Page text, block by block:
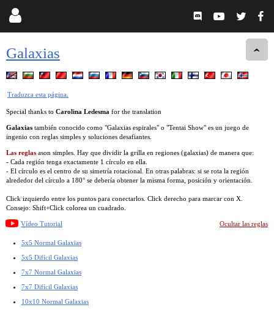
Galaxias
Traduzca esta página.
Special thanks to Carolina Ledesma for the translation
Galaxias también conocido como "Galaxias espirales" o "Tentai Show" es un juego de
ingenio con reglas simples y soluciones desafiantes.
Las reglas ason simples. Hay que dividir la grilla en regiones (galaxias) de manera que:
- Cada región tenga exactamente 1 círculo en ella.
- El círculo es el centro de su simetría rotacional. En otras palabras: si se rota la región
alrededor del círculo a 180° se debería obtener la misma forma, posición y orientación.
Click izquierdo entre los puntos para conectarlos. Click derecho para marcar con X.
Consejo: Shift+Click colorea un cuadrado.
Vídeo Tutorial Ocultar las reglas
5x5 Normal Galaxias
5x5 Difícil Galaxias
7x7 Normal Galaxias
7x7 Difícil Galaxias
10x10 Normal Galaxias